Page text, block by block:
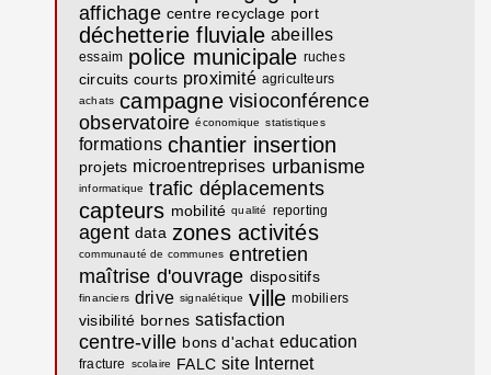
affichage centre recyclage port
déchetterie fluviale abeilles
essaim police municipale ruches
circuits courts proximité agriculteurs
achats campagne visioconférence
observatoire économique statistiques
formations chantier insertion
projets microentreprises urbanisme
informatique trafic déplacements
capteurs mobilité qualité reporting
agent data zones activités
communauté de communes entretien
maîtrise d'ouvrage dispositifs
financiers drive signalétique ville mobiliers
visibilité bornes satisfaction
centre-ville bons d'achat education
fracture scolaire FALC site Internet